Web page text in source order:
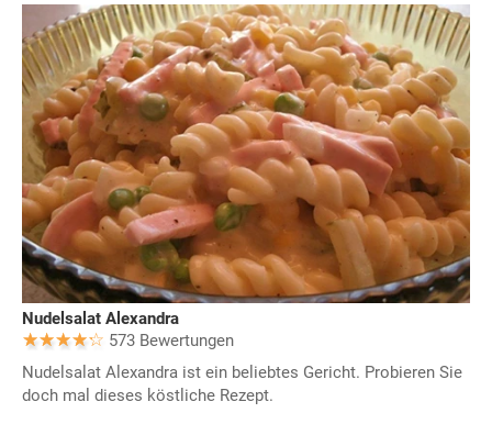
Nudelsalat Alexandra
573 Bewertungen
Nudelsalat Alexandra ist ein beliebtes Gericht. Probieren Sie
doch mal dieses köstliche Rezept.